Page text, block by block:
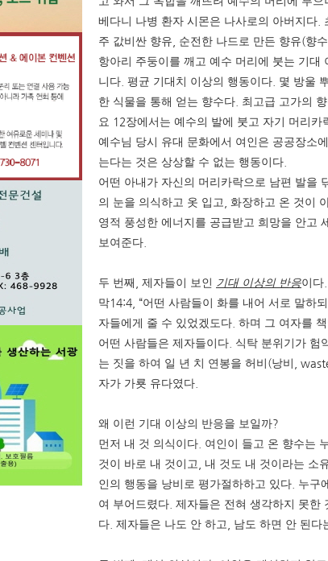
베다니 나병 환자 시몬은 나사로의 아버지다
주 값비싼 향유
순전한 나드로 만든 향유(향수
항아리 주둥이를 깨고 예수 머리에 붓는 기대
니다 평균 기대치 이상의 행동이다 몇 방울
한 식물을 통해 얻는 향수다 최고급 고가의
요 12장에서는 예수의 발에 붓고 자기 머리
예수님 당시 유대 문화에서 여인은 공공장소
는다는 것은 상상할 수 없는 행동이다
어떤 아내가 자신의 머리카락으로 남편 발을
의 눈을 의식하고 옷 입고 화장하고 온 것이
영적 풍성한 에너지를 공급받고 희망을 안고
보여준다
두 번째 제자들이 보인 기대 이상의 반응이다
막14:4, “어떤 사람들이 화를 내어 서로 말하
자들에게 줄 수 있었겠도다 하며 그 여자를
어떤 사람들은 제자들이다 식탁 분위기가 험
는 짓을 하여 일 년 치 연봉을 허비 (낭비 ,
자가 가룟 유다였다
왜 이런 기대 이상의 반응을 보일까?
먼저 내 것 의식이다 여인이 들고 온 향수는
것이 바로 내 것이고
내 것도 내 것이라는 소
인의 행동을 낭비로 평가절하하고 있다 누구
여 부어드렸다 제자들은 전혀 생각하지 못한
다 제자들은 나도 안 하고 남도 하면 안 된다